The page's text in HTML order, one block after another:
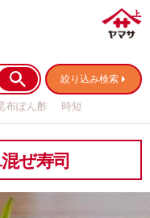
絞り込み検索
布ぽん酢
時短
ぜ寿司